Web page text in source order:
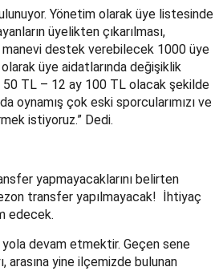
Yönetim olarak üye listesinde
üyelikten çıkarılması,
destek verebilecek 1000 üye
üye aidatlarında değişiklik
50 TL – 12 ay 100 TL olacak şekilde
oynamış çok eski sporcularımızı ve
istiyoruz.” Dedi.
yapmayacaklarını belirten
transfer yapılmayacak! İhtiyaç
edecek.
devam etmektir. Geçen sene
arasına yine ilçemizde bulunan